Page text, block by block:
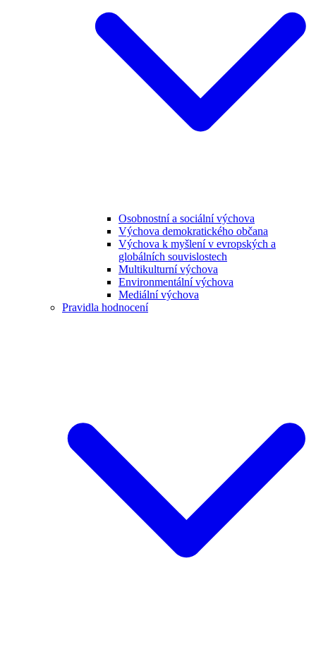
Osobnostní a sociální výchova
Výchova demokratického občana
Výchova k myšlení v evropských a
globálních souvislostech
Multikulturní výchova
Environmentální výchova
Mediální výchova
Pravidla hodnocení